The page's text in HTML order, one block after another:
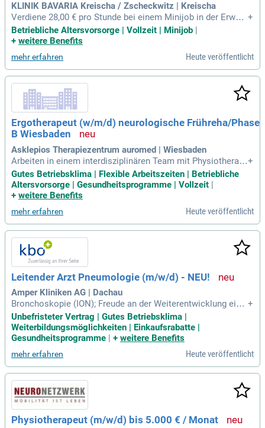
KLINIK BAVARIA Kreischa / Zscheckwitz | Kreischa
Verdiene 28,00 € pro Stunde bei einem Minijob in der Erwac
hsenenklinik Kreischa. Die flexiblen Einsätze am Wochenen
de ermöglichen dir eine optimale Vereinbarkeit mit deinem
sbehandlungen in der Physio- oder Atemtherapie. Unsere str
ukturierte Umgebung gibt dir Sicherheit und Rückhalt, währe
nd du selbstständig arbeitest. Du profitierst von einer fairen
Bezahlung und einem kompetenten Team. Erfahre jetzt, wie
du unkompliziert nebenbei Geld verdienen und deine beruflic
hen Fähigkeiten erweitern kannst!
+
Betriebliche Altersvorsorge | Vollzeit | Minijob
+ weitere Benefits
mehr erfahren Heute veröffentlicht
Ergotherapeut (w/m/d) neurologische Frühreha/Phase
B Wiesbaden
Asklepios Therapiezentrum auromed | Wiesbaden
Arbeiten in einem interdisziplinären Team mit Physiotherap
eut:innen, Logopäd:innen, Neuropsycholog:innen, Atemthera
peut:innen inkl.
+
Gutes Betriebsklima | Flexible Arbeitszeiten | Betriebliche
Altersvorsorge | Gesundheitsprogramme | Vollzeit |
+ weitere Benefits
mehr erfahren Heute veröffentlicht
Leitender Arzt Pneumologie (m/w/d) - NEU!
Amper Kliniken AG | Dachau
Bronchoskopie (ION); Freude an der Weiterentwicklung eine
r aufstrebenden Abteilung und Bereitschaft zur interdisziplin
ären Zusammenarbeit; Bereitschaft zur Anleitung, Ausbildun
g und Supervision von Assistenzärzt:innen, Pflegekräften, St
udent:innen und Atemtherapeut
+
Unbefristeter Vertrag | Gutes Betriebsklima |
Weiterbildungsmöglichkeiten | Einkaufsrabatte |
Gesundheitsprogramme | + weitere Benefits
mehr erfahren Heute veröffentlicht
Physiotherapeut (m/w/d) bis 5.000 € / Monat